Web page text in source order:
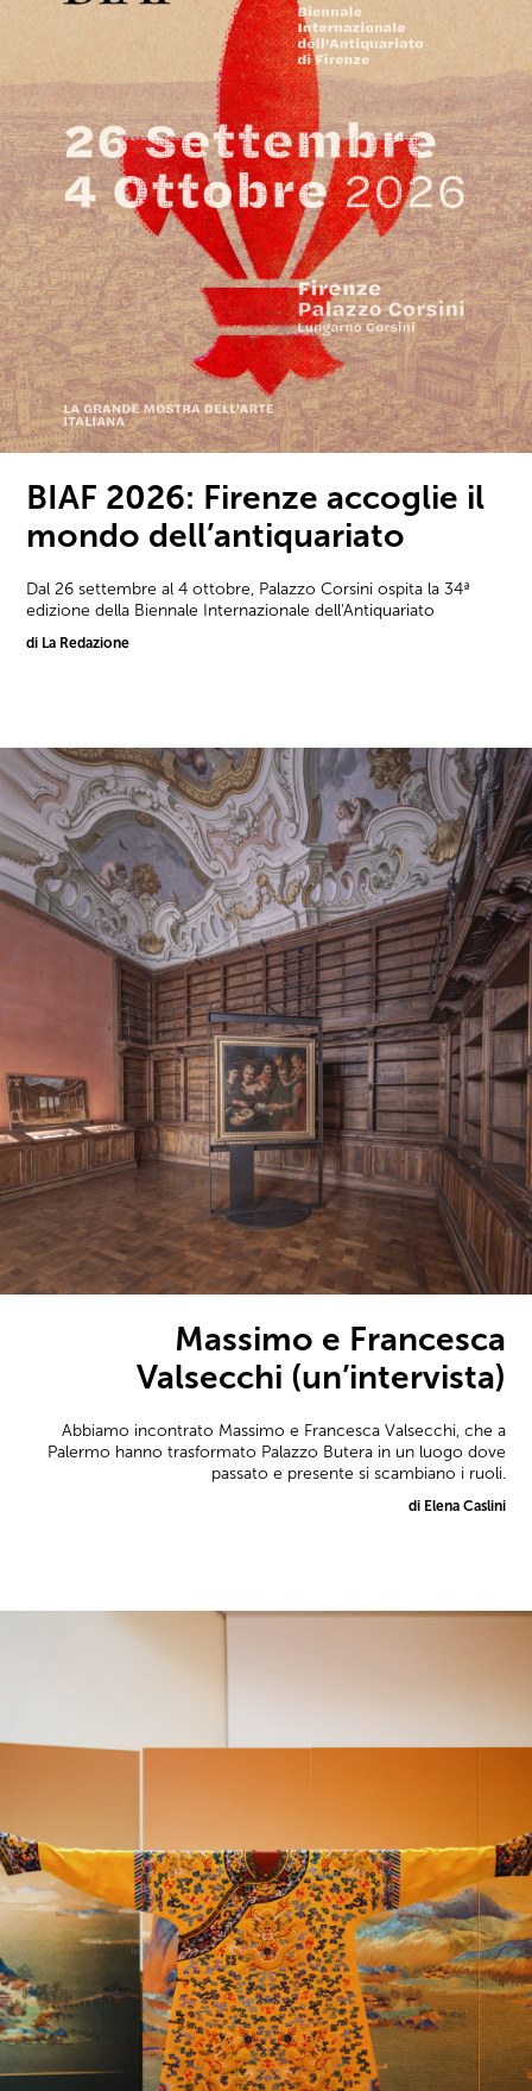
BIAF 2026: Firenze accoglie il
mondo dell’antiquariato
Dal 26 settembre al 4 ottobre, Palazzo Corsini ospita la 34ª
edizione della Biennale Internazionale dell'Antiquariato
di La Redazione
Massimo e Francesca
Valsecchi (un’intervista)
Abbiamo incontrato Massimo e Francesca Valsecchi, che a
Palermo hanno trasformato Palazzo Butera in un luogo dove
passato e presente si scambiano i ruoli.
di Elena Caslini